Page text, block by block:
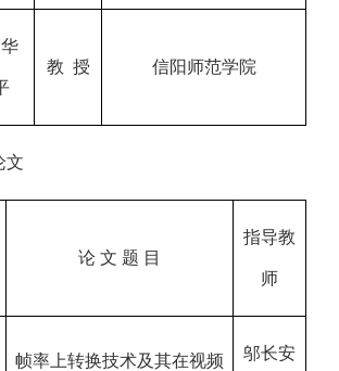
教 授 信阳师范学院
文
论 文 题 目
指导教
师
帧率上转换技术及其在视频 邬长安